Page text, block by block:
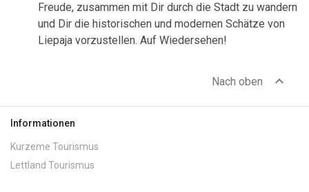
Freude, zusammen mit Dir durch die Stadt zu wandern
und Dir die historischen und modernen Schätze von
Liepaja vorzustellen. Auf Wiedersehen!
Nach oben expand_less
Informationen
Kurzeme Tourismus
Lettland Tourismus